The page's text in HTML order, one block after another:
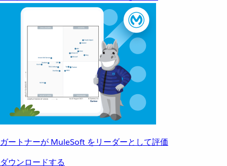
ガートナーが MuleSoft をリーダーとして評価
ダウンロードする